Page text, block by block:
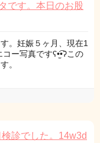
です。本日のお股
。妊娠５ヶ月、現在1
ー写真ですʕ•̫͡•ʔこの
。
診でした。14w3d